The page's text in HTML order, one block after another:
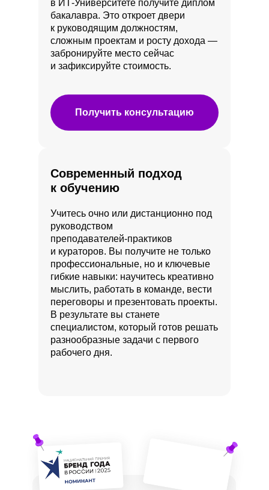
в ИТ‑Университете получите диплом
бакалавра. Это откроет двери
к руководящим должностям,
сложным проектам и росту дохода —
забронируйте место сейчас
и зафиксируйте стоимость.
Получить консультацию
Современный подход
к обучению
Учитесь очно или дистанционно под
руководством
преподавателей‑практиков
и кураторов. Вы получите не только
профессиональные, но и ключевые
гибкие навыки: научитесь креативно
мыслить, работать в команде, вести
переговоры и презентовать проекты.
В результате вы станете
специалистом, который готов решать
разнообразные задачи с первого
рабочего дня.